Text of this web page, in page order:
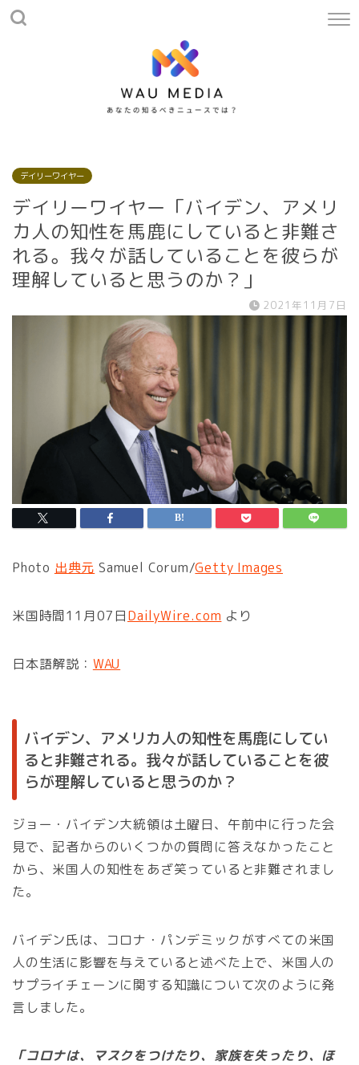
デイリーワイヤー
デイリーワイヤー「バイデン、アメリ
カ人の知性を馬鹿にしていると非難さ
れる。我々が話していることを彼らが
理解していると思うのか？」
2021年11月7日
Photo 出典元 Samuel Corum/Getty Images
米国時間11月07日DailyWire.com より
日本語解説： WAU
バイデン、アメリカ人の知性を馬鹿にしてい
ると非難される。我々が話していることを彼
らが理解していると思うのか？
ジョー・バイデン大統領は土曜日、午前中に行った会
見で、記者からのいくつかの質問に答えなかったこと
から、米国人の知性をあざ笑っていると非難されまし
た。
バイデン氏は、コロナ・パンデミックがすべての米国
人の生活に影響を与えていると述べた上で、米国人の
サプライチェーンに関する知識について次のように発
言しました。
「コロナは、マスクをつけたり、家族を失ったり、ほ